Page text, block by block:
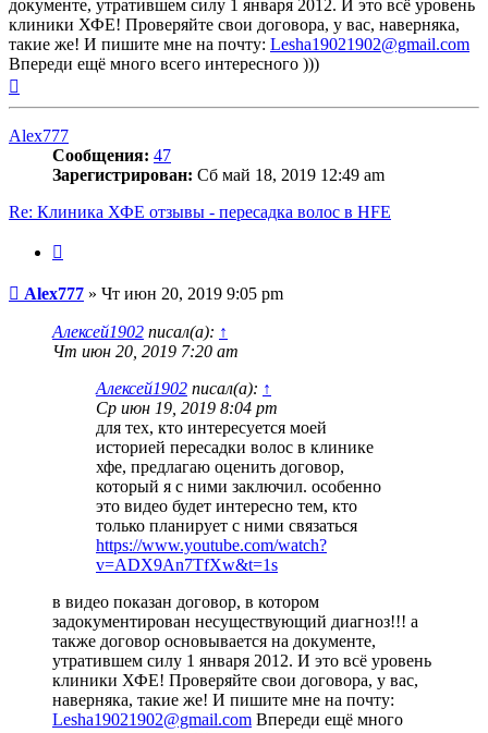
документе, утратившем силу 1 января 2012. И это всё уровень
клиники ХФЕ! Проверяйте свои договора, у вас, наверняка,
такие же! И пишите мне на почту: Lesha19021902@gmail.com
Впереди ещё много всего интересного )))
Alex777
Сообщения: 47
Зарегистрирован: Сб май 18, 2019 12:49 am
Re: Клиника ХФЕ отзывы - пересадка волос в HFE
Сообщение
Alex777 » Чт июн 20, 2019 9:05 pm
Алексей1902 писал(а): ↑
Чт июн 20, 2019 7:20 am
Алексей1902 писал(а): ↑
Ср июн 19, 2019 8:04 pm
для тех, кто интересуется моей
историей пересадки волос в клинике
хфе, предлагаю оценить договор,
который я с ними заключил. особенно
это видео будет интересно тем, кто
только планирует с ними связаться
https://www.youtube.com/watch?
v=ADX9An7TfXw&t=1s
в видео показан договор, в котором
задокументирован несуществующий диагноз!!! а
также договор основывается на документе,
утратившем силу 1 января 2012. И это всё уровень
клиники ХФЕ! Проверяйте свои договора, у вас,
наверняка, такие же! И пишите мне на почту:
Lesha19021902@gmail.com Впереди ещё много